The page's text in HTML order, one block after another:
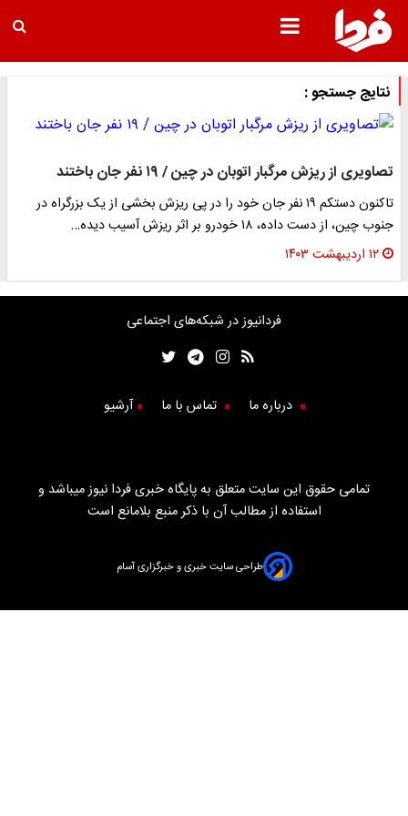
نتایج جستجو :
تصاویری از ریزش مرگبار اتوبان در چین / ۱۹ نفر جان باختند
تاکنون دستکم ۱۹ نفر جان خود را در پی ریزش بخشی از یک بزرگراه در
جنوب چین، از دست داده، ۱۸ خودرو بر اثر ریزش آسیب دیده…
۱۲ اردیبهشت ۱۴۰۳
فردانیوز در شبکه‌های اجتماعی
درباره ما تماس با ما آرشیو
تمامی حقوق این سایت متعلق به پایگاه خبری فردا نیوز میباشد و
استفاده از مطالب آن با ذکر منبع بلامانع است
طراحی سایت خبری و خبرگزاری آسام